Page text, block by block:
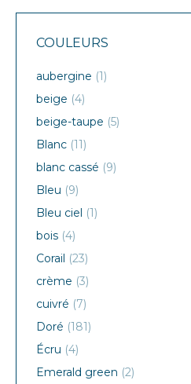
COULEURS
aubergine (1)
beige (4)
beige-taupe (5)
Blanc (11)
blanc cassé (9)
Bleu (9)
Bleu ciel (1)
bois (4)
Corail (23)
crème (3)
cuivré (7)
Doré (181)
Écru (4)
Emerald green (2)